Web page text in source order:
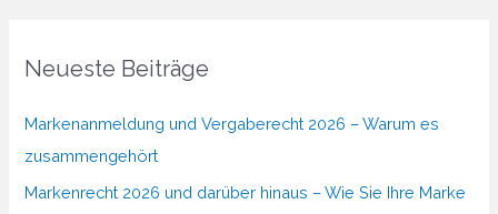
Neueste Beiträge
Markenanmeldung und Vergaberecht 2026 – Warum es
zusammengehört
Markenrecht 2026 und darüber hinaus – Wie Sie Ihre Marke